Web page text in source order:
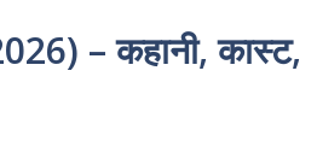
– कहानी, कास्ट,